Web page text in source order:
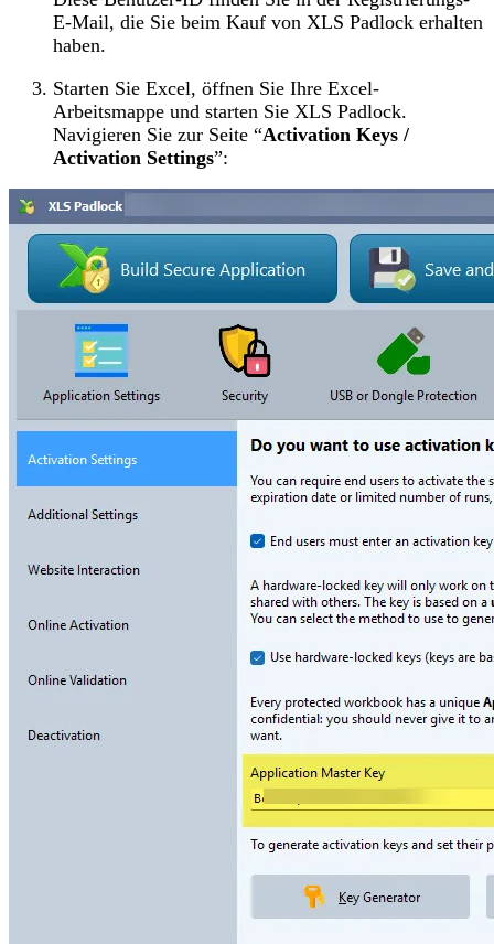
E-Mail, die Sie beim Kauf von XLS Padlock erhalten
haben.
Starten Sie Excel, öffnen Sie Ihre Excel-
Arbeitsmappe und starten Sie XLS Padlock.
Navigieren Sie zur Seite “Activation Keys /
Activation Settings”: